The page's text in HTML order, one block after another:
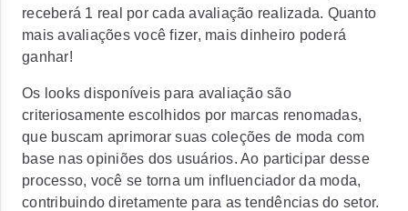
receberá 1 real por cada avaliação realizada. Quanto
mais avaliações você fizer, mais dinheiro poderá
ganhar!
Os looks disponíveis para avaliação são
criteriosamente escolhidos por marcas renomadas,
que buscam aprimorar suas coleções de moda com
base nas opiniões dos usuários. Ao participar desse
processo, você se torna um influenciador da moda,
contribuindo diretamente para as tendências do setor.